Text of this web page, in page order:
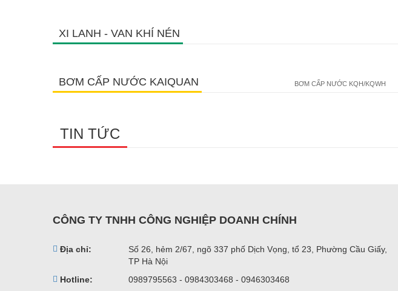
XI LANH - VAN KHÍ NÉN
BƠM CẤP NƯỚC KAIQUAN BƠM CẤP NƯỚC KQH/KQWH
TIN TỨC
CÔNG TY TNHH CÔNG NGHIỆP DOANH CHÍNH
Địa chỉ:
Số 26, hẻm 2/67, ngõ 337 phố Dịch Vọng, tổ 23, Phường Cầu Giấy,
TP Hà Nội
Hotline:
0989795563 - 0984303468 - 0946303468